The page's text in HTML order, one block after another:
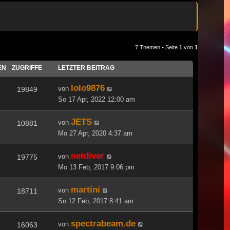
7 Themen • Seite 1 von 1
ZUGRIFFE LETZTER BEITRAG
19849 von lolo9876
So 17 Apr, 2022 12:00 am
10881 von JETS
Mo 27 Apr, 2020 4:37 am
19775 von netdiver
Mo 13 Feb, 2017 9:06 pm
18711 von martini
So 12 Feb, 2017 8:41 am
16063 von spectrabeam.de